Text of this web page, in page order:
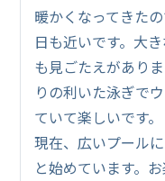
暖かくなってきた
日も近いです。大
も見ごたえがあり
りの利いた泳ぎで
ていて楽しいです。
現在、広いプール
と始めています。